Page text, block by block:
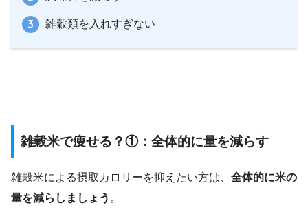
雑穀類を入れすぎない
雑穀米で痩せる？①：全体的に量を減らす
雑穀米による摂取カロリーを抑えたい方は、 全体的に米の
量を減らしましょう 。